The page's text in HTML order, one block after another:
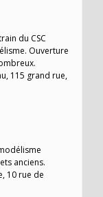
du CSC
Ouverture
115 grand rue,
anciens.
10 rue de